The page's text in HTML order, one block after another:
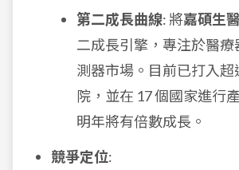
第二成長曲線: 將嘉碩生
二成長引擎，專注於醫
測器市場。目前已打入超
院，並在 17 個國家進行
明年將有倍數成長。
競爭定位: